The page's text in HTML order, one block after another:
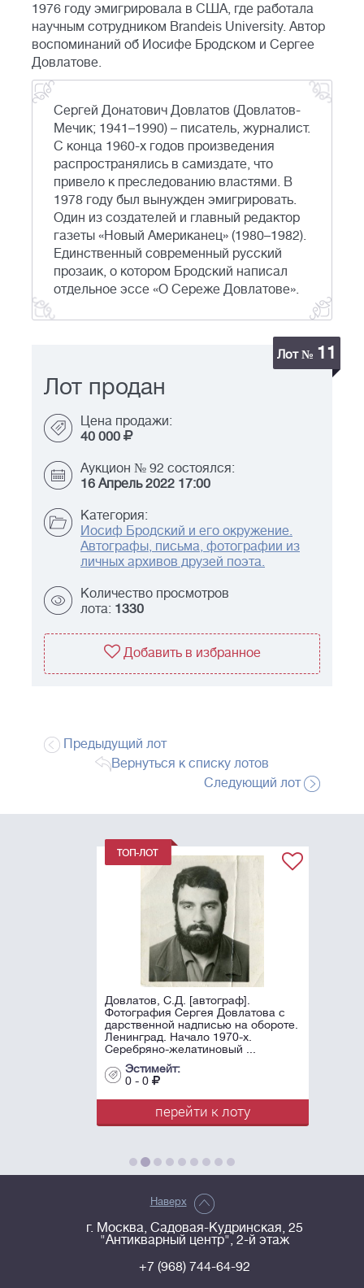
1976 году эмигрировала в США, где работала
научным сотрудником Brandeis University. Автор
воспоминаний об Иосифе Бродском и Сергее
Довлатове.
Сергей Донатович Довлатов (Довлатов-
Мечик; 1941–1990) – писатель, журналист.
С конца 1960-х годов произведения
распространялись в самиздате, что
привело к преследованию властями. В
1978 году был вынужден эмигрировать.
Один из создателей и главный редактор
газеты «Новый Американец» (1980–1982).
Единственный современный русский
прозаик, о котором Бродский написал
отдельное эссе «О Сереже Довлатове».
Лот № 11
Лот продан
Цена продажи:
40 000
Аукцион № 92 состоялся:
16 Апрель 2022 17:00
Категория:
Иосиф Бродский и его окружение.
Автографы, письма, фотографии из
личных архивов друзей поэта.
Количество просмотров
лота: 1330
Добавить в избранное
Предыдущий лот
Вернуться к списку лотов
Следующий лот
Довлатов, С.Д. [автограф].
Фотография Сергея Довлатова с
дарственной надписью на обороте.
Ленинград. Начало 1970-х.
Серебряно-желатиновый ...
Эстимейт:
0 - 0
перейти к лоту
Наверх
г. Москва, Садовая-Кудринская, 25
"Антикварный центр", 2-й этаж
+7 (968) 744-64-92